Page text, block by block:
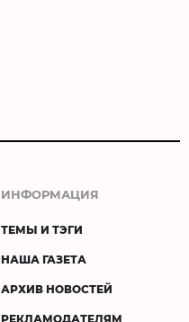
ИНФОРМАЦИЯ
ТЕМЫ И ТЭГИ
НАША ГАЗЕТА
АРХИВ НОВОСТЕЙ
РЕКЛАМОДАТЕЛЯМ